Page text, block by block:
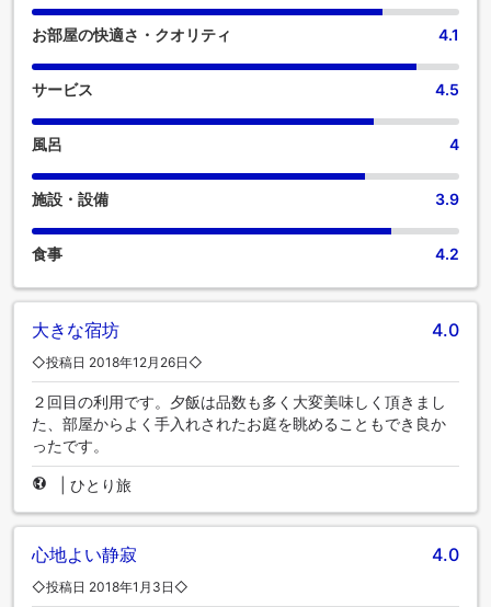
お部屋の快適さ・クオリティ 4.1
サービス 4.5
風呂 4
施設・設備 3.9
食事 4.2
大きな宿坊 4.0
◇投稿日 2018年12月26日◇
２回目の利用です。夕飯は品数も多く大変美味しく頂きまし
た、部屋からよく手入れされたお庭を眺めることもでき良か
ったです。
ひとり旅
心地よい静寂 4.0
◇投稿日 2018年1月3日◇